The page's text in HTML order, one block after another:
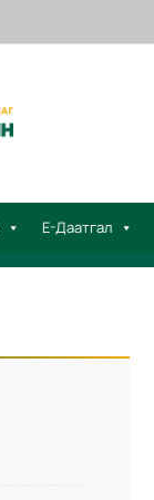
Е-Даатгал